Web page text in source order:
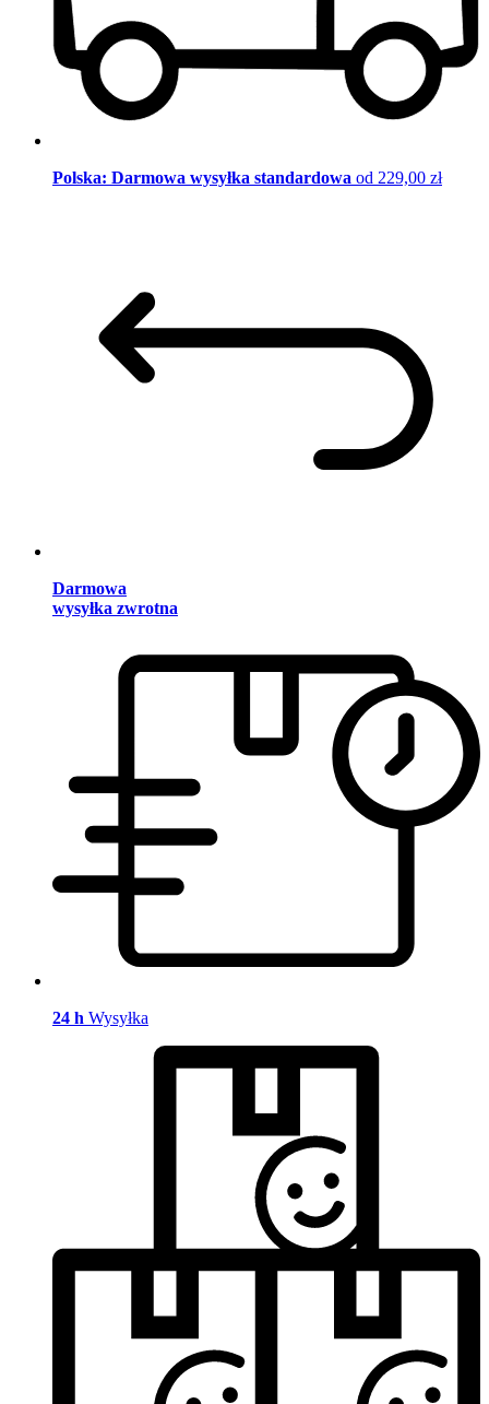
Polska: Darmowa wysyłka standardowa od 229,00 zł
Darmowa
wysyłka zwrotna
24 h Wysyłka